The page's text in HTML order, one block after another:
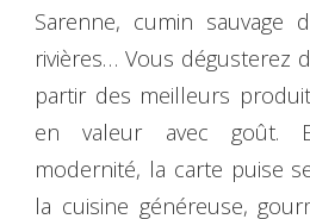
Sarenne, cumin sauvage
rivières… Vous dégusterez
partir des meilleurs
en valeur avec goût.
modernité, la carte puise
la cuisine généreuse,